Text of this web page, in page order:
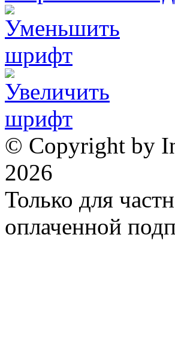
© Copyright by
2026
Только для
оплаченной